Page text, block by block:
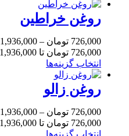
روغن خراطین
726,000 تومان –
1,936,000
726,000 تومان تا 1,936,000 تومان
انتخاب گزینه‌ها
روغن زالو
726,000 تومان –
1,936,000
726,000 تومان تا 1,936,000 تومان